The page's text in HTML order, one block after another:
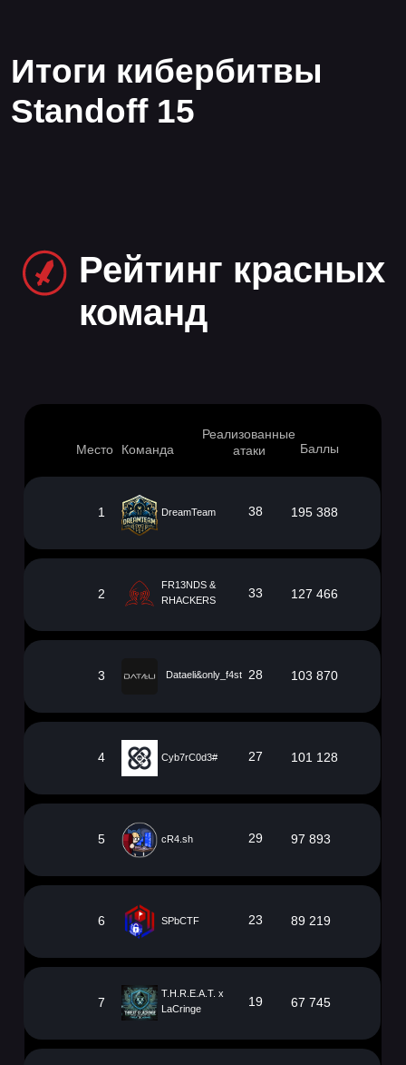
Место Команда
Реализованные
атаки
Баллы
1 DreamTeam 38 195 388
2
FR13NDS &
RHACKERS
33 127 466
3 Dataeli&only_f4st 28 103 870
4 Cyb7rC0d3# 27 101 128
5 cR4.sh 29 97 893
6 SPbCTF 23 89 219
7
T.H.R.E.A.T. x
LaCringe
19 67 745